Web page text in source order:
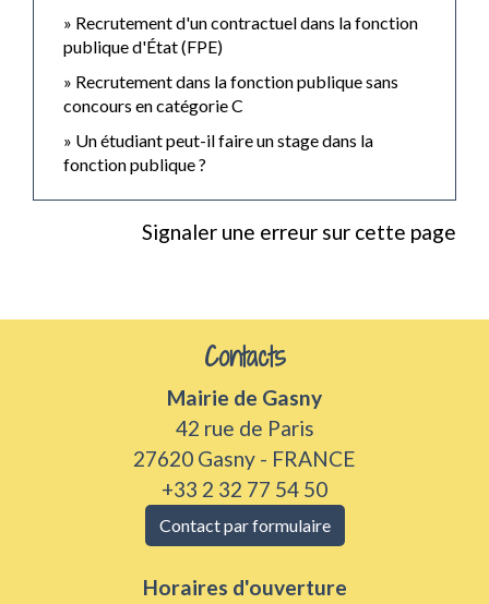
Recrutement d'un contractuel dans la fonction
publique d'État (FPE)
Recrutement dans la fonction publique sans
concours en catégorie C
Un étudiant peut-il faire un stage dans la
fonction publique ?
Signaler une erreur sur cette page
Contacts
Mairie de Gasny
42 rue de Paris
27620 Gasny - FRANCE
+33 2 32 77 54 50
Contact par formulaire
Horaires d'ouverture